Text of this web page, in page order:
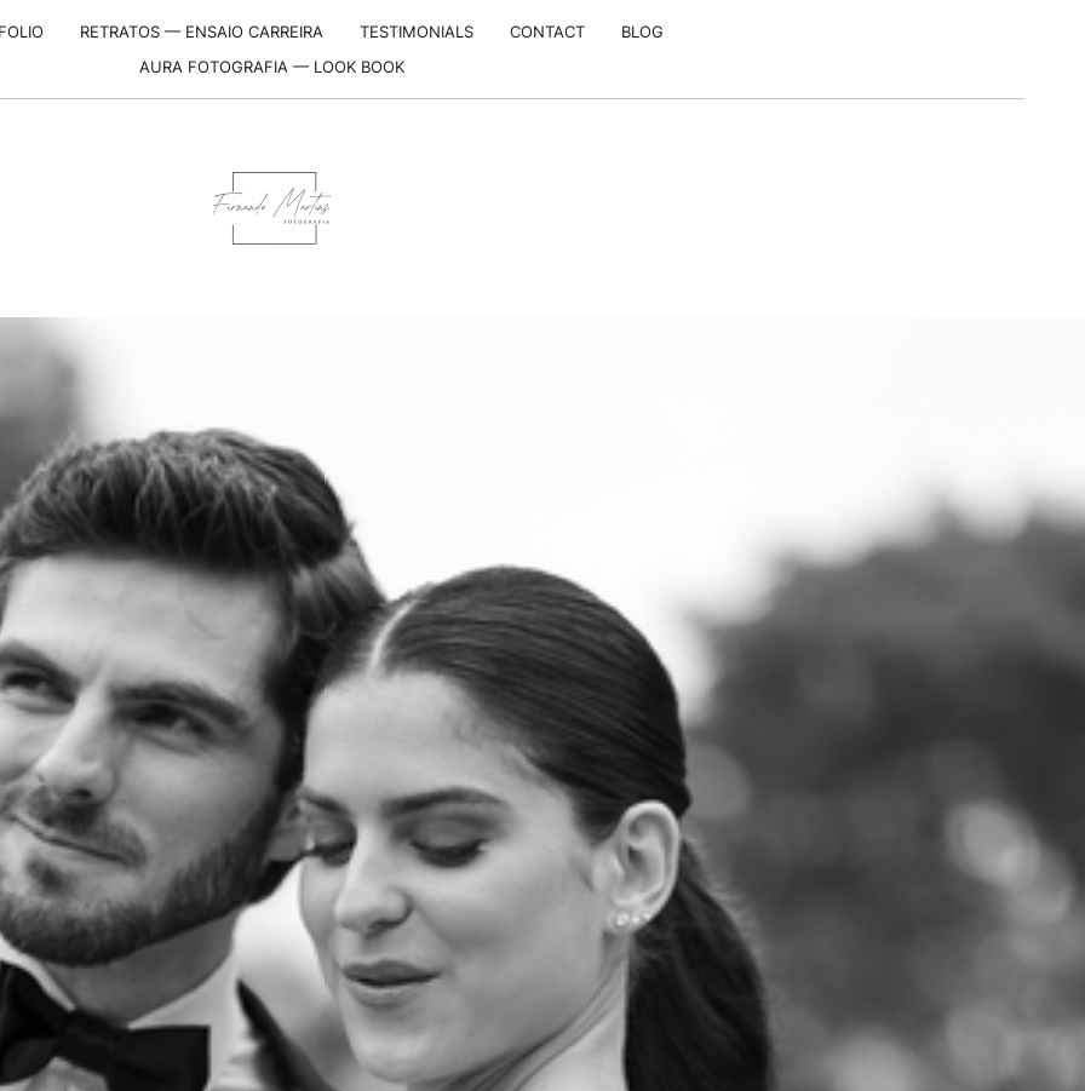
RETRATOS — ENSAIO CARREIRA TESTIMONIALS CONTACT
BLOG
AURA FOTOGRAFIA — LOOK BOOK